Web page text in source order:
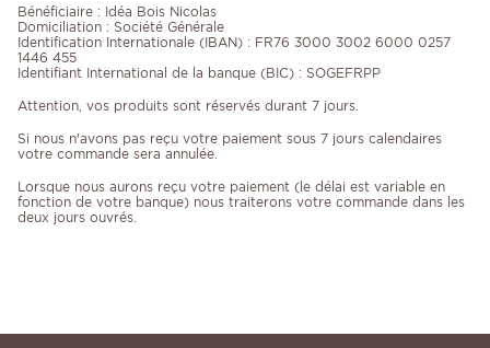
Bénéficiaire : Idéa Bois Nicolas
Domiciliation : Société Générale
Identification Internationale (IBAN) : FR76 3000 3002 6000 0257
1446 455
Identifiant International de la banque (BIC) : SOGEFRPP
Attention, vos produits sont réservés durant 7 jours.
Si nous n'avons pas reçu votre paiement sous 7 jours calendaires
votre commande sera annulée.
Lorsque nous aurons reçu votre paiement (le délai est variable en
fonction de votre banque) nous traiterons votre commande dans les
deux jours ouvrés.